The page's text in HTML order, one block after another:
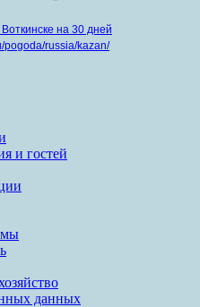
на 30 дней
pogoda/russia/kazan/
и гостей
данных